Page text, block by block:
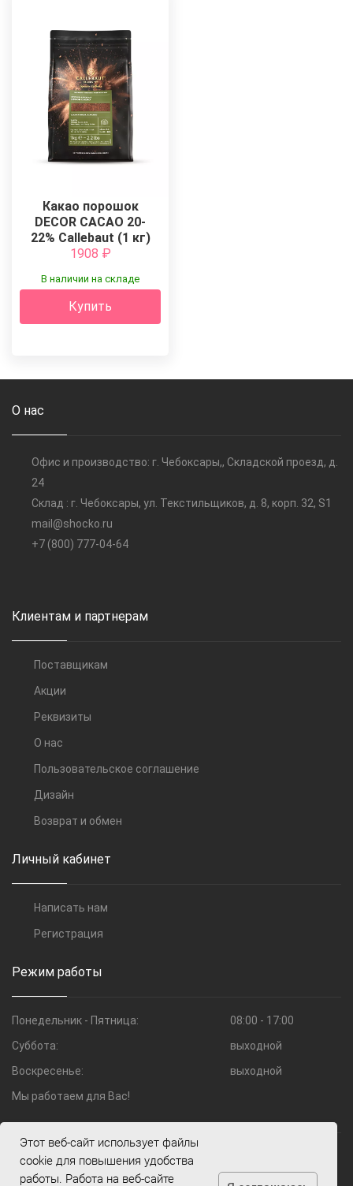
Какао порошок
DECOR CACAO 20-
22% Callebaut (1 кг)
1908 ₽
В наличии на складе
Купить
О нас
Офис и производство: г. Чебоксары,, Складской проезд, д.
24
Склад : г. Чебоксары, ул. Текстильщиков, д. 8, корп. 32, S1
mail@shocko.ru
+7 (800) 777-04-64
Клиентам и партнерам
Поставщикам
Акции
Реквизиты
О нас
Пользовательское соглашение
Дизайн
Возврат и обмен
Личный кабинет
Написать нам
Регистрация
Режим работы
Понедельник - Пятница:
08:00 - 17:00
Суббота:
выходной
Воскресенье:
выходной
Мы работаем для Вас!
© 2009—2026 Компания Шоко.ru
Этот веб-сайт использует файлы
cookie для повышения удобства
работы. Работа на веб-сайте